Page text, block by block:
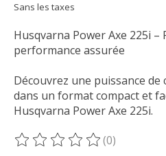
Sans les taxes
Husqvarna Power Axe 225i –
performance assurée
Découvrez une puissance
dans un format compact et
Husqvarna Power Axe 225i.
Ce produit est évalué à
(0)